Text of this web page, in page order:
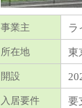
事業主 ラ
所在地 東
開設
入居要件 要